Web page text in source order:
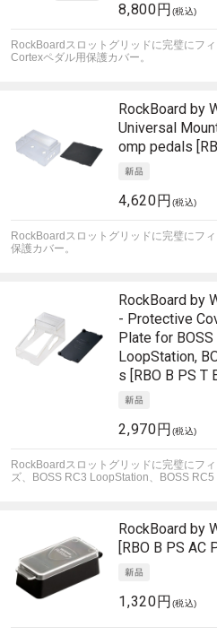
8,800円 (税込)
RockBoardスロットグリッドに完璧にフ
Cortexペダル用保護カバー。
RockBoard by
Universal
omp pedals
4,620円 (税込)
RockBoardスロットグリッドに完璧にフ
保護カバー。
RockBoard by
- Protective
Plate for BOSS
LoopStation,
s [RBO B PS T
2,970円 (税込)
RockBoardスロットグリッドに完璧にフ
ズ、BOSS RC3 LoopStation、BOSS RC5
RockBoard by
[RBO B PS AC
1,320円 (税込)